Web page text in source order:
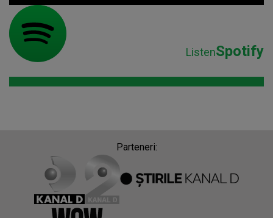
ListenSpotify
Parteneri: